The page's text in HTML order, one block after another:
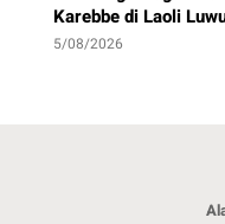
Karebbe di Laoli
5/08/2026